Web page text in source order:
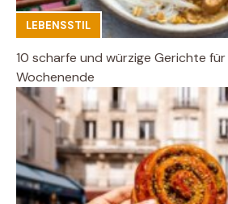
LEBENSSTIL
10 scharfe und würzige Gerichte für
Wochenende